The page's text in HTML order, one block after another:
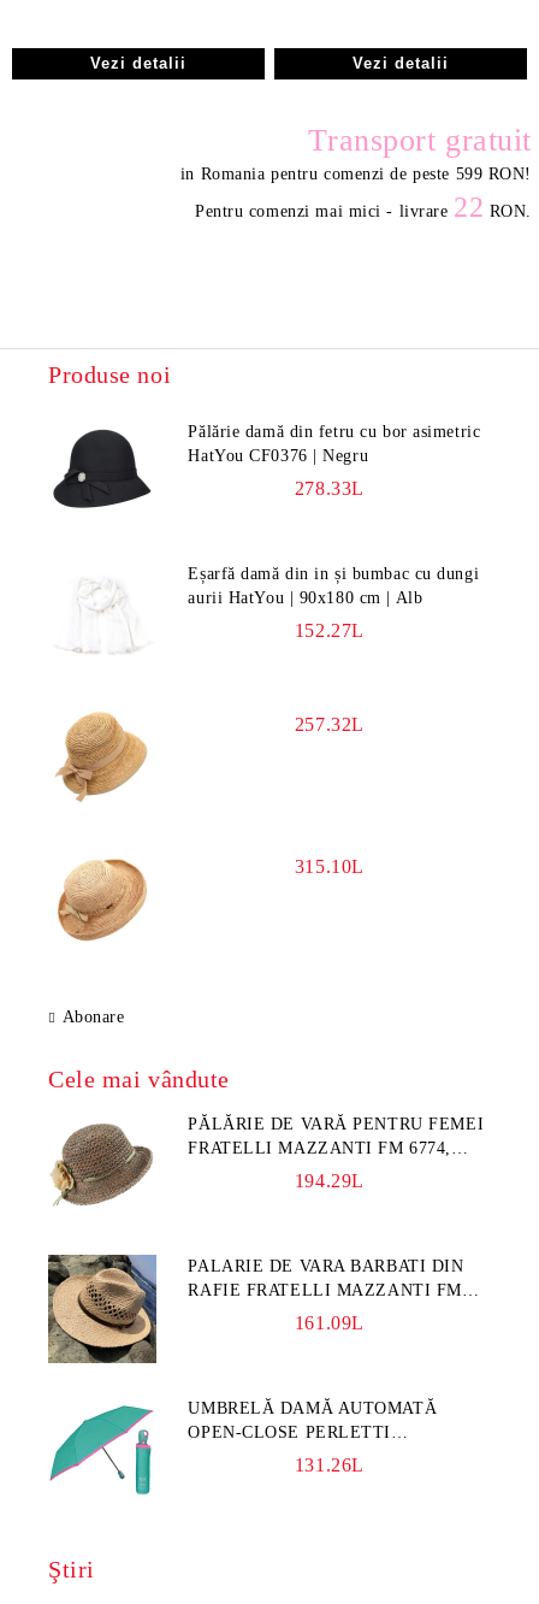
Vezi detalii Vezi detalii
Transport gratuit
in Romania pentru comenzi de peste 599 RON!
Pentru comenzi mai mici - livrare 22 RON.
Produse noi
Pălărie damă din fetru cu bor asimetric
HatYou CF0376 | Negru
278.33L
Eșarfă damă din in și bumbac cu dungi
aurii HatYou | 90x180 cm | Alb
152.27L
257.32L
315.10L
Abonare
Cele mai vândute
PĂLĂRIE DE VARĂ PENTRU FEMEI
FRATELLI MAZZANTI FM 6774,
NATURAL/FLORI GALBENE
194.29L
PALARIE DE VARA BARBATI DIN
RAFIE FRATELLI MAZZANTI FM
7932, NATURAL161.09L
UMBRELĂ DAMĂ AUTOMATĂ
OPEN-CLOSE PERLETTI
TECHNOLOGY 21808, TURCOAZ
131.26L
Ştiri